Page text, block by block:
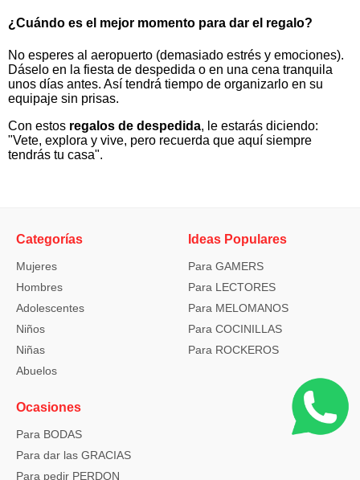
¿Cuándo es el mejor momento para dar el regalo?
No esperes al aeropuerto (demasiado estrés y emociones).
Dáselo en la fiesta de despedida o en una cena tranquila
unos días antes. Así tendrá tiempo de organizarlo en su
equipaje sin prisas.
Con estos regalos de despedida, le estarás diciendo:
"Vete, explora y vive, pero recuerda que aquí siempre
tendrás tu casa".
Categorías
Mujeres
Hombres
Adolescentes
Niños
Niñas
Abuelos
Ideas Populares
Para GAMERS
Para LECTORES
Para MELOMANOS
Para COCINILLAS
Para ROCKEROS
Ocasiones
Para BODAS
Para dar las GRACIAS
Para pedir PERDON